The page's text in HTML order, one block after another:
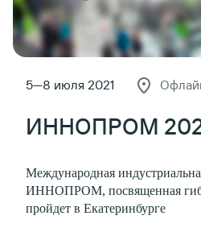
5—8 июля 2021
ИННОПРОМ
Международная
ИННОПРОМ, посвященная
пройдет в Екатеринбурге